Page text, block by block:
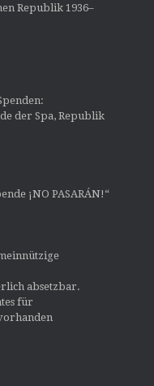
Republik 1936–
der Spa, Republik
¡NO PASARÁN!“
absetzbar.
für